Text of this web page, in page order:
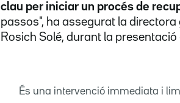
clau per iniciar un procés de
passos", ha assegurat la
Rosich Solé, durant la
És una intervenció immediata i